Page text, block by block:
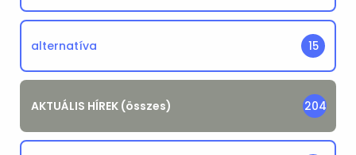
alternatíva 15
AKTUÁLIS HÍREK (összes) 204